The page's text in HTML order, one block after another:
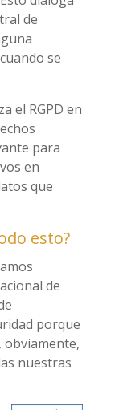
de
se
el RGPD en
para
en
que
esto?
de
porque
obviamente,
nuestras